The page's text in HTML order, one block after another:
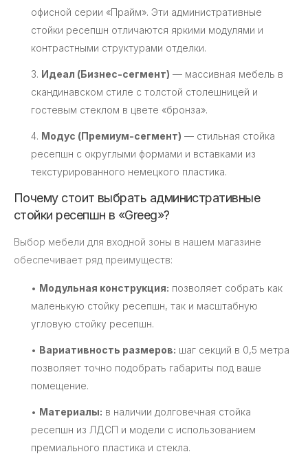
офисной серии «Прайм». Эти административные
стойки ресепшн отличаются яркими модулями и
контрастными структурами отделки.
3. Идеал (Бизнес-сегмент) — массивная мебель в
скандинавском стиле с толстой столешницей и
гостевым стеклом в цвете «бронза».
4. Модус (Премиум-сегмент) — стильная стойка
ресепшн с округлыми формами и вставками из
текстурированного немецкого пластика.
Почему стоит выбрать административные
стойки ресепшн в «Greeg»?
Выбор мебели для входной зоны в нашем магазине
обеспечивает ряд преимуществ:
• Модульная конструкция: позволяет собрать как
маленькую стойку ресепшн, так и масштабную
угловую стойку ресепшн.
• Вариативность размеров: шаг секций в 0,5 метра
позволяет точно подобрать габариты под ваше
помещение.
• Материалы: в наличии долговечная стойка
ресепшн из ЛДСП и модели с использованием
премиального пластика и стекла.